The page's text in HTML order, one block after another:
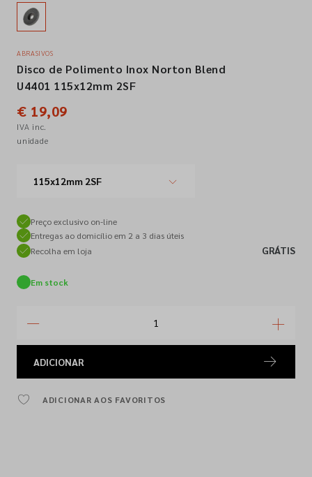
Contactos
Siga-nos nas redes sociais
ABRASIVOS
Disco de Polimento Inox Norton Blend
U4401 115x12mm 2SF
€ 19,09
IVA inc.
unidade
115x12mm 2SF
Preço exclusivo on-line
Entregas ao domicílio em 2 a 3 dias úteis
Recolha em loja
GRÁTIS
Em stock
ADICIONAR
ADICIONAR AOS FAVORITOS